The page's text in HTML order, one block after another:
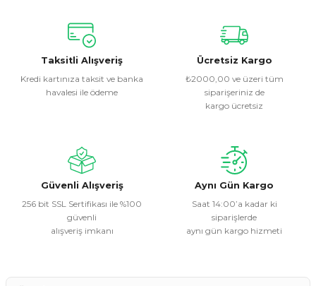
konularda yetersiz gördüğünüz noktaları öneri formunu
kullanarak tarafımıza iletebilirsiniz.
Görüş ve önerileriniz için teşekkür ederiz.
Ürün resmi kalitesiz, bozuk veya görüntülenemiyor.
Ürün fiyatı diğer sitelerden daha pahalı.
Bu ürüne benzer farklı alternatifler olmalı.
Taksitli Alışveriş
Kredi kartınıza taksit ve banka
havalesi ile ödeme
Ücretsiz Kargo
₺2000,00 ve üzeri tüm
siparişeriniz de
kargo ücretsiz
Güvenli Alışveriş
256 bit SSL Sertifikası ile %100
güvenli
alışveriş imkanı
Aynı Gün Kargo
Saat 14:00’a kadar ki
siparişlerde
aynı gün kargo hizmeti